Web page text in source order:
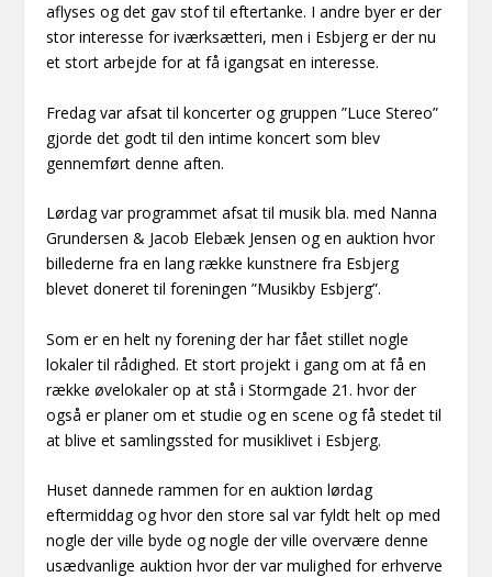
aflyses og det gav stof til eftertanke. I andre byer er der
stor interesse for iværksætteri, men i Esbjerg er der nu
et stort arbejde for at få igangsat en interesse.
Fredag var afsat til koncerter og gruppen ”Luce Stereo”
gjorde det godt til den intime koncert som blev
gennemført denne aften.
Lørdag var programmet afsat til musik bla. med Nanna
Grundersen & Jacob Elebæk Jensen og en auktion hvor
billederne fra en lang række kunstnere fra Esbjerg
blevet doneret til foreningen ”Musikby Esbjerg”.
Som er en helt ny forening der har fået stillet nogle
lokaler til rådighed. Et stort projekt i gang om at få en
række øvelokaler op at stå i Stormgade 21. hvor der
også er planer om et studie og en scene og få stedet til
at blive et samlingssted for musiklivet i Esbjerg.
Huset dannede rammen for en auktion lørdag
eftermiddag og hvor den store sal var fyldt helt op med
nogle der ville byde og nogle der ville overvære denne
usædvanlige auktion hvor der var mulighed for erhverve